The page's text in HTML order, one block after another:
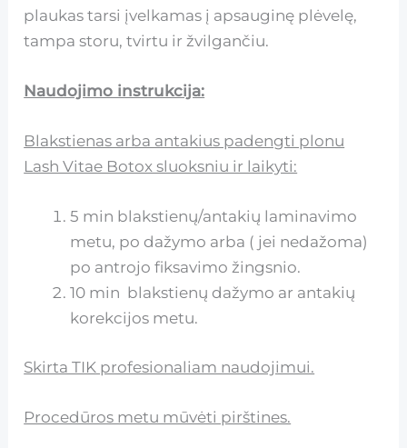
plaukas tarsi įvelkamas į apsauginę plėvelę,
tampa storu, tvirtu ir žvilgančiu.
Naudojimo instrukcija:
Blakstienas arba antakius padengti plonu
Lash Vitae Botox sluoksniu ir laikyti:
5 min blakstienų/antakių laminavimo
metu, po dažymo arba ( jei nedažoma)
po antrojo fiksavimo žingsnio.
10 min blakstienų dažymo ar antakių
korekcijos metu.
Skirta TIK profesionaliam naudojimui.
Procedūros metu mūvėti pirštines.